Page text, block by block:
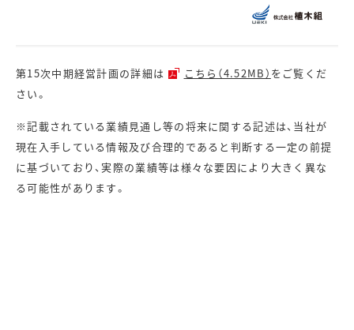
第15次中期経営計画の詳細は こちら（4.52MB） をご覧くだ
さい。
※記載されている業績見通し等の将来に関する記述は、当社が
現在入手している情報及び合理的であると判断する一定の前提
に基づいており、実際の業績等は様々な要因により大きく異な
る可能性があります。